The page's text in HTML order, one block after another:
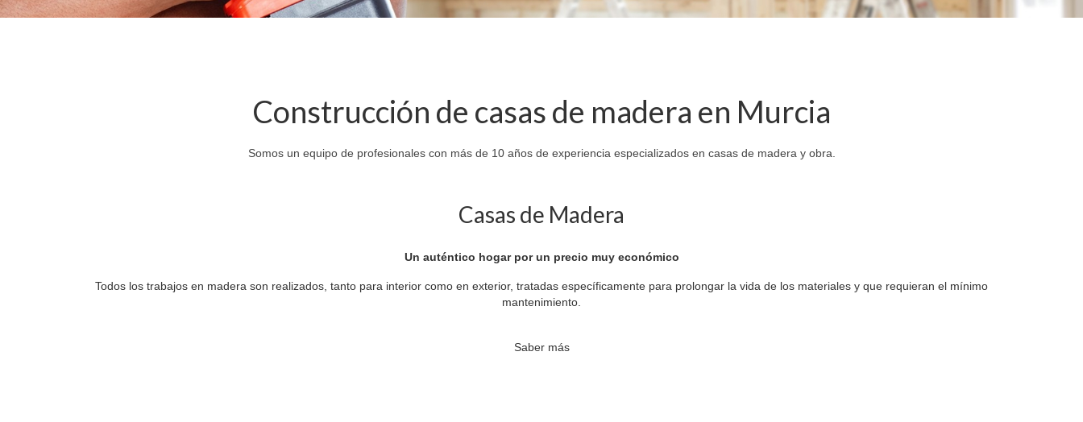
Construcción de casas de madera en Murcia
Somos un equipo de profesionales con más de 10 años de experiencia especializados en casas de madera y obra.
Casas de Madera
Un auténtico hogar por un precio muy económico
Todos los trabajos en madera son realizados, tanto para interior como en exterior, tratadas específicamente para prolongar la vida de los materiales y que requieran el mínimo
mantenimiento.
Saber más